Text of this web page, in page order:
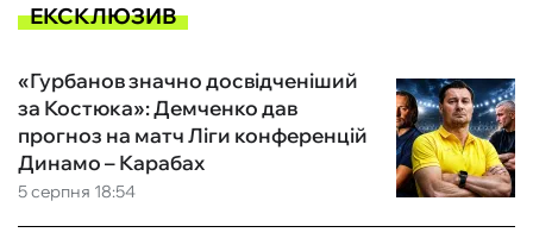
ЕКСКЛЮЗИВ
5 серпня 18:54
«Гурбанов значно досвідченіший
за Костюка»: Демченко дав
прогноз на матч Ліги конференцій
Динамо – Карабах